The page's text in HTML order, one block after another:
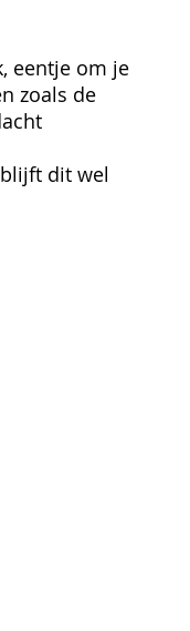
eentje om je
zoals de
dit wel